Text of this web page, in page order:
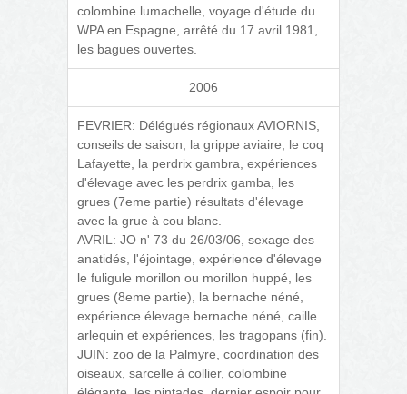
colombine lumachelle, voyage d'étude du
WPA en Espagne, arrêté du 17 avril 1981,
les bagues ouvertes.
2006
FEVRIER: Délégués régionaux AVIORNIS,
conseils de saison, la grippe aviaire, le coq
Lafayette, la perdrix gambra, expériences
d'élevage avec les perdrix gamba, les
grues (7eme partie) résultats d'élevage
avec la grue à cou blanc.
AVRIL: JO n' 73 du 26/03/06, sexage des
anatidés, l'éjointage, expérience d'élevage
le fuligule morillon ou morillon huppé, les
grues (8eme partie), la bernache néné,
expérience élevage bernache néné, caille
arlequin et expériences, les tragopans (fin).
JUIN: zoo de la Palmyre, coordination des
oiseaux, sarcelle à collier, colombine